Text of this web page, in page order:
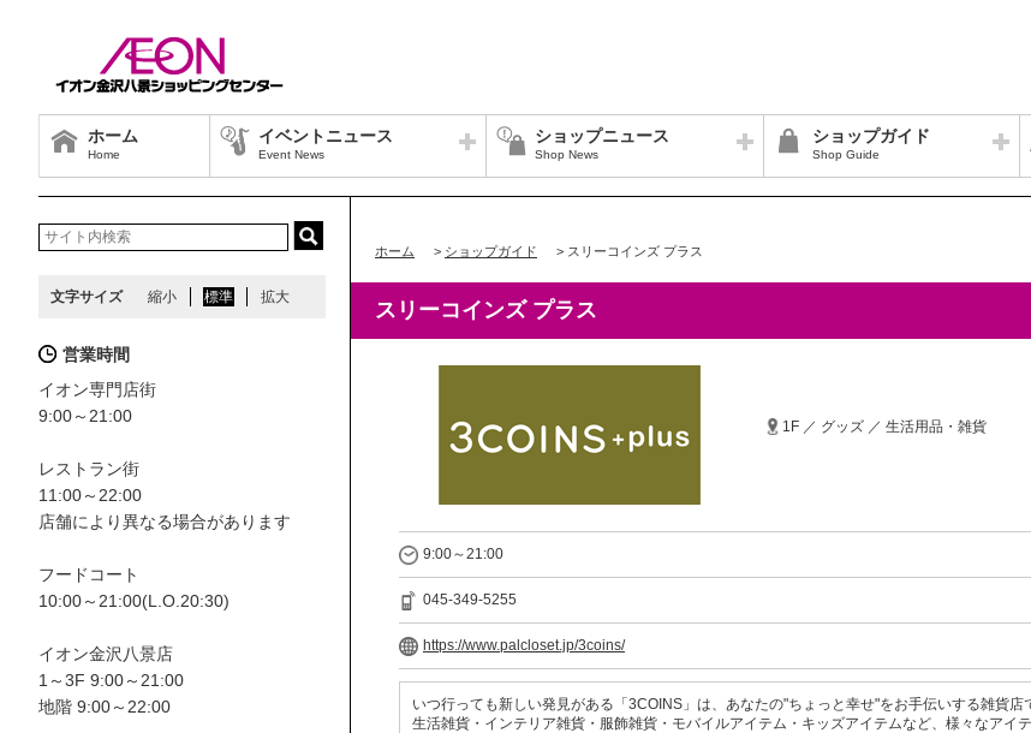
ホーム
Home
イベントニュース
Event News
ショップニュース
Shop News
ショップガイド
Shop Guide
ホーム > ショップガイド > スリーコインズ プラス
スリーコインズ プラス
1F ／ グッズ ／ 生活用品・雑貨
9:00～21:00
045-349-5255
https://www.palcloset.jp/3coins/
いつ行っても新しい発見がある「3COINS」は、あなたの"ちょっと幸せ"をお手伝いする雑貨店
生活雑貨・インテリア雑貨・服飾雑貨・モバイルアイテム・キッズアイテムなど、様々なアイ
文字サイズ 縮小 標準 拡大
営業時間
イオン専門店街
9:00～21:00
レストラン街
11:00～22:00
店舗により異なる場合があります
フードコート
10:00～21:00(L.O.20:30)
イオン金沢八景店
1～3F 9:00～21:00
地階 9:00～22:00